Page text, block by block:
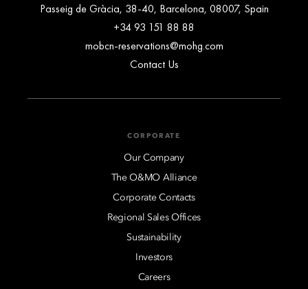
Passeig de Gràcia, 38-40, Barcelona, 08007, Spain
+34 93 151 88 88
mobcn-reservations@mohg.com
Contact Us
CORPORATE
Our Company
The O&MO Alliance
Corporate Contacts
Regional Sales Offices
Sustainability
Investors
Careers